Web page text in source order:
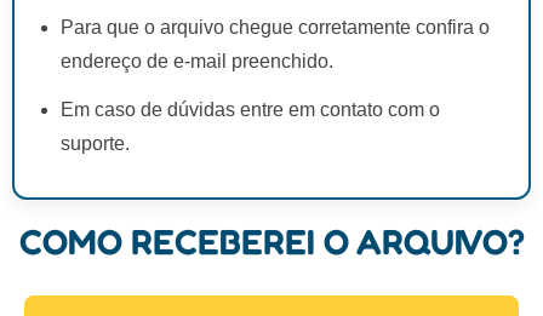
Para que o arquivo chegue corretamente confira o
endereço de e-mail preenchido.
Em caso de dúvidas entre em contato com o
suporte.
COMO RECEBEREI O ARQUIVO?